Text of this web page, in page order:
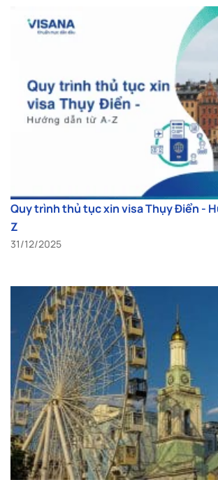
Quy trình thủ tục xin visa Thụy Điển -
Z
31/12/2025